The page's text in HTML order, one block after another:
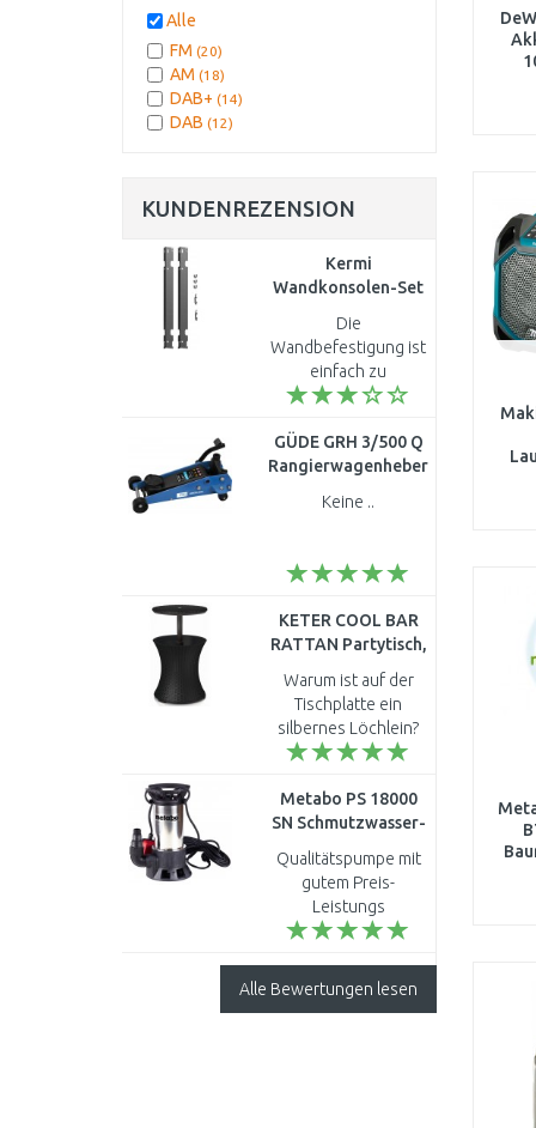
Alle
FM (20)
AM (18)
DAB+ (14)
DAB (12)
KUNDENREZENSION
Kermi
Wandkonsolen-Set
mm, verzinkt
ZB02590013
Die
Wandbefestigung ist
einfach zu
montieren...
GÜDE GRH 3/500 Q
Rangierwagenheber
Keine ..
KETER COOL BAR
RATTAN Partytisch,
anthrazit 17194548
Warum ist auf der
Tischplatte ein
silbernes Löchlein?
Welche Funktion hat
Romainczyk?..
Metabo PS 18000
SN Schmutzwasser-
tauchpumpe
(18000l/h/1100W)
0251800000
Qualitätspumpe mit
gutem Preis-
Leistungs
Verhältnis...
Alle Bewertungen lesen